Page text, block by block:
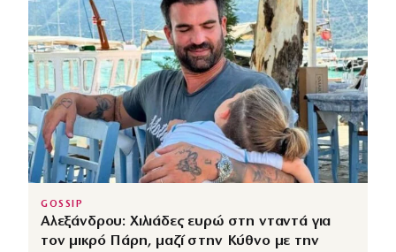
GOSSIP
Αλεξάνδρου: Χιλιάδες ευρώ στη νταντά για
τον μικρό Πάρη, μαζί στην Κύθνο με την